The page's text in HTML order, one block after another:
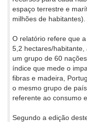
espaço terrestre e
milhões de habitantes).
O relatório refere que
5,2 hectares/
um grupo de 60
índice que mede o
fibras e madeira,
o mesmo grupo de
referente ao consumo
Segundo a edição